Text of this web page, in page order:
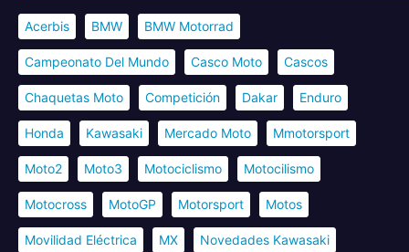
Acerbis BMW BMW Motorrad
Campeonato Del Mundo Casco Moto Cascos
Chaquetas Moto Competición Dakar Enduro
Honda Kawasaki Mercado Moto Mmotorsport
Moto2 Moto3 Motociclismo Motocilismo
Motocross MotoGP Motorsport Motos
Movilidad Eléctrica MX Novedades Kawasaki